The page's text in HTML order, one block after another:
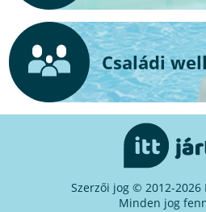
Családi
Szerzői jog © 2012-
Minden jog